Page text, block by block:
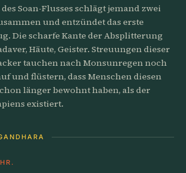
Soan-Flusses schlägt jemand zwei
und entzündet das erste
Die scharfe Kante der Absplitterung
Häute, Geister. Streuungen dieser
tauchen nach Monsunregen noch
und flüstern, dass Menschen diesen
länger bewohnt haben, als der
existiert.